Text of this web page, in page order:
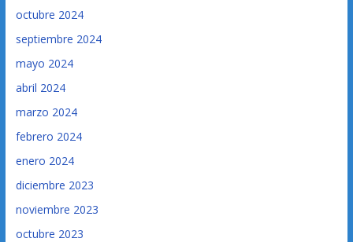
octubre 2024
septiembre 2024
mayo 2024
abril 2024
marzo 2024
febrero 2024
enero 2024
diciembre 2023
noviembre 2023
octubre 2023